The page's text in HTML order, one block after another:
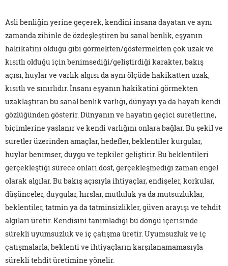
Asli benliğin yerine geçerek, kendini insana dayatan ve aynı
zamanda zihinle de özdeşleştiren bu sanal benlik, eşyanın
hakikatini olduğu gibi görmekten/göstermekten çok uzak ve
kısıtlı olduğu için benimsediği/geliştirdiği karakter, bakış
açısı, huylar ve varlık algısı da aynı ölçüde hakikatten uzak,
kısıtlı ve sınırlıdır. İnsanı eşyanın hakikatini görmekten
uzaklaştıran bu sanal benlik varlığı, dünyayı ya da hayatı kendi
gözlüğünden gösterir. Dünyanın ve hayatın geçici suretlerine,
biçimlerine yaslanır ve kendi varlığını onlara bağlar. Bu şekil ve
suretler üzerinden amaçlar, hedefler, beklentiler kurgular,
huylar benimser, duygu ve tepkiler geliştirir. Bu beklentileri
gerçekleştiği sürece onları dost, gerçekleşmediği zaman engel
olarak algılar. Bu bakış açısıyla ihtiyaçlar, endişeler, korkular,
düşünceler, duygular, hırslar, mutluluk ya da mutsuzluklar,
beklentiler, tatmin ya da tatminsizlikler, güven arayışı ve tehdit
algıları üretir. Kendisini tanımladığı bu döngü içerisinde
sürekli uyumsuzluk ve iç çatışma üretir. Uyumsuzluk ve iç
çatışmalarla, beklenti ve ihtiyaçların karşılanamamasıyla
sürekli tehdit üretimine yönelir.